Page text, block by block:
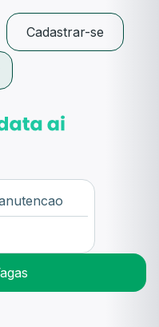
Cadastrar-se